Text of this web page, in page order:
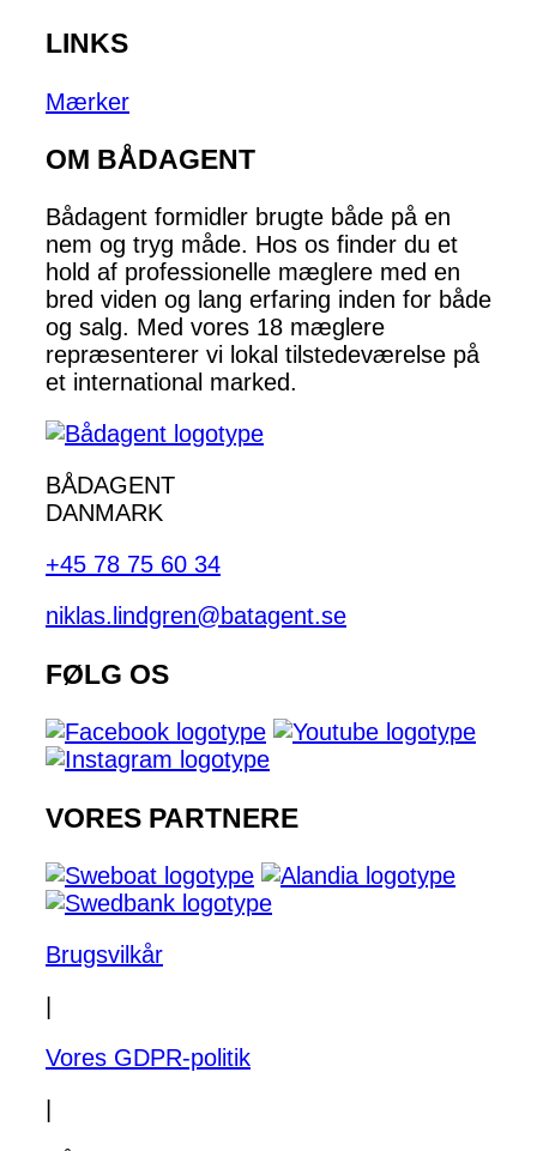
LINKS
Mærker
OM BÅDAGENT
Bådagent formidler brugte både på en
nem og tryg måde. Hos os finder du et
hold af professionelle mæglere med en
bred viden og lang erfaring inden for både
og salg. Med vores 18 mæglere
repræsenterer vi lokal tilstedeværelse på
et international marked.
BÅDAGENT
DANMARK
+45 78 75 60 34
niklas.lindgren@batagent.se
FØLG OS
VORES PARTNERE
Brugsvilkår
Vores GDPR-politik